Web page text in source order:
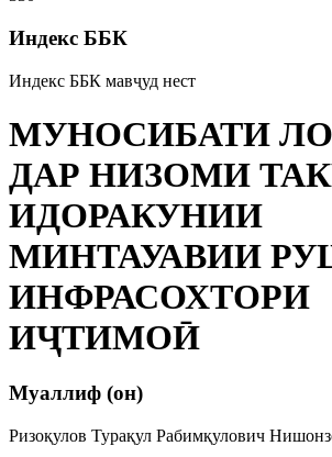
Индекс ББК
Индекс ББК мавҷуд нест
МУНОСИБАТИ
ДАР НИЗОМИ
ИДОРАКУНИИ
МИНТАУАВИИ
ИНФРАСОХТОРИ
ИҶТИМОӢ
Муаллиф (он)
Ризоқулов Турақул Рабимқулович